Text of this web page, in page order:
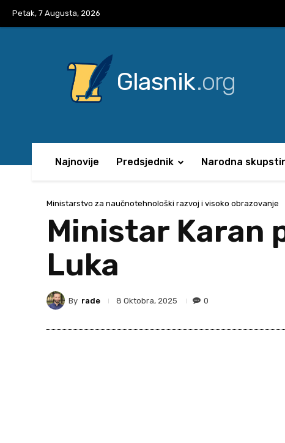
Petak, 7 Augusta, 2026
Glasnik.org
Najnovije Predsjednik Narodna
Ministarstvo za naučnotehnološki razvoj i visoko obrazovanje
Ministar Karan
Luka
By rade 8 Oktobra, 2025 0